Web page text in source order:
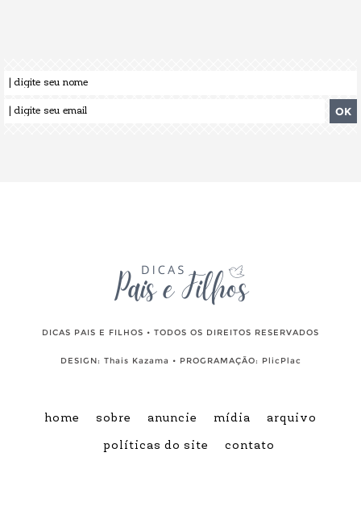
DICAS PAIS E FILHOS • TODOS OS DIREITOS RESERVADOS
DESIGN: Thais Kazama • PROGRAMAÇÃO: PlicPlac
home sobre anuncie mídia arquivo
políticas do site contato